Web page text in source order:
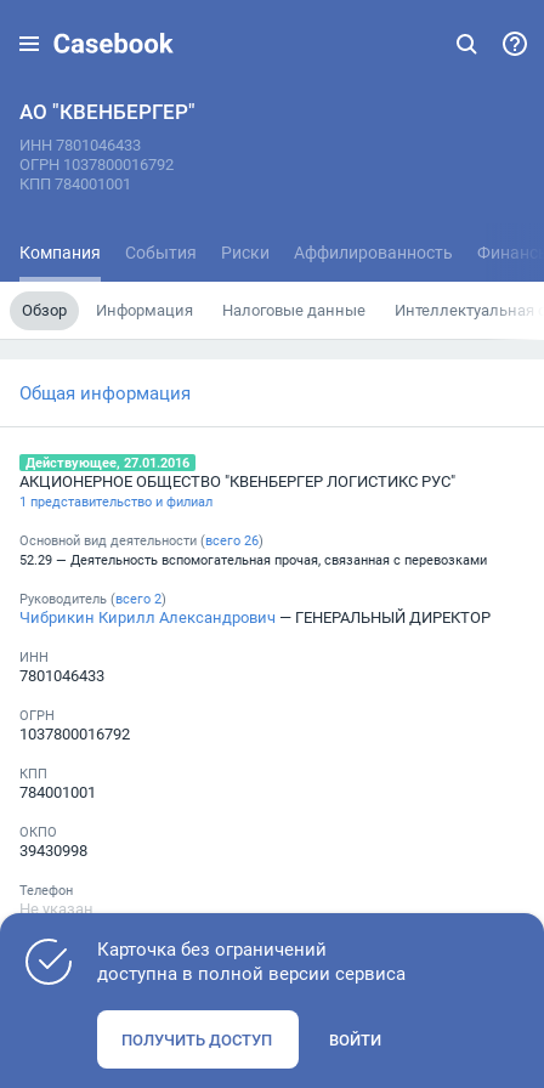
АО "КВЕНБЕРГЕР"
ИНН 7801046433
ОГРН 1037800016792
КПП 784001001
Компания События Риски Аффилированность
Обзор Информация Налоговые данные Интеллектуальная
Общая информация
Действующее, 27.01.2016
АКЦИОНЕРНОЕ ОБЩЕСТВО "КВЕНБЕРГЕР ЛОГИСТИКС РУС"
1 представительство и филиал
Основной вид деятельности (всего 26)
52.29 — Деятельность вспомогательная прочая, связанная с перевозками
Руководитель (всего 2)
Чибрикин Кирилл Александрович — ГЕНЕРАЛЬНЫЙ ДИРЕКТОР
ИНН
7801046433
ОГРН
1037800016792
КПП
784001001
ОКПО
39430998
Телефон
Не указан
Проверьте учредительные документы, адрес регистрации и
Карточка без ограничений
доступна в полной версии сервиса
ПОЛУЧИТЬ ДОСТУП ВОЙТИ